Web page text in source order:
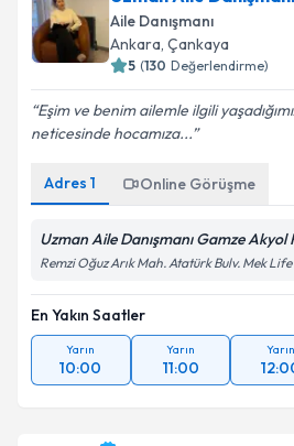
Aile Danışmanı
Ankara, Çankaya
5 (130 Değerlendirme)
Eşim ve benim ailemle ilgili
neticesinde hocamıza...
Adres 1 Online Görüşme
Uzman Aile Danışmanı Gamze Akyol
Remzi Oğuz Arık Mah. Atatürk Bulv. Mek
En Yakın Saatler
Yarın
10:00
Yarın
11:00
Yarın